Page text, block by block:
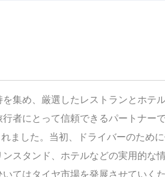
集め、厳選したレストランとホテ
者にとって信頼できるパートナーで
ました。当初、ドライバーのため
スタンド、ホテルなどの実用的な
てはタイヤ市場を発展させていく